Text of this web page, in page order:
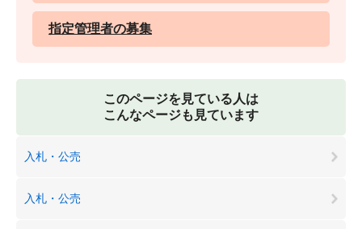
指定管理者の募集
このページを見ている人は
こんなページも見ています
入札・公売
入札・公売